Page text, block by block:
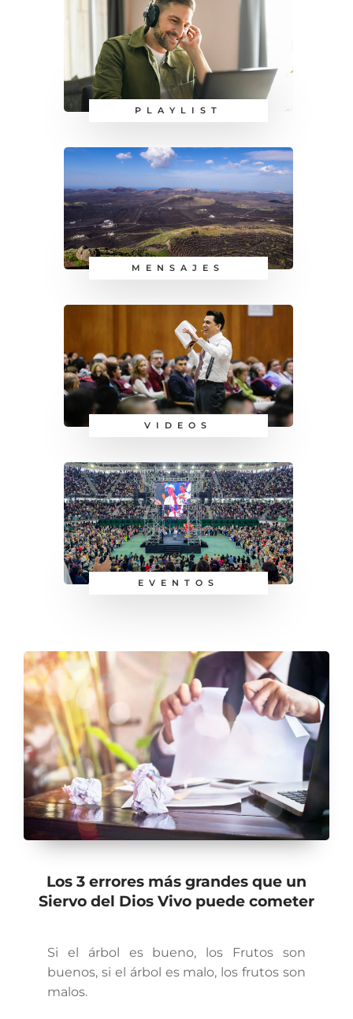
PLAYLIST
MENSAJES
VIDEOS
EVENTOS
Los 3 errores más grandes que un
Siervo del Dios Vivo puede cometer
Si el árbol es bueno, los Frutos son
buenos, si el árbol es malo, los frutos son
malos.